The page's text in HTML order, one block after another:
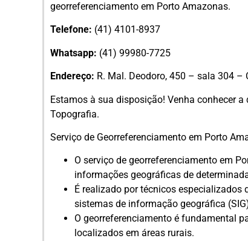
georreferenciamento em Porto Amazonas.
Telefone: (41) 4101-8937
Whatsapp: (41) 99980-7725
Endereço: R. Mal. Deodoro, 450 – sala 304 –
Estamos à sua disposição! Venha conhecer
Topografia.
Serviço de Georreferenciamento em Porto
O serviço de georreferenciamento em
informações geográficas de
É realizado por técnicos
sistemas de informação geográfica
O georreferenciamento é fundamental
localizados em áreas rurais.